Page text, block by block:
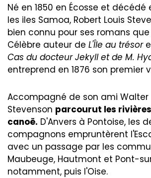
Né en 1850 en Écosse et décédé
les iles Samoa, Robert Louis
bien connu pour ses romans
Célèbre auteur de L'Île au trésor
Cas du docteur Jekyll et de M.
entreprend en 1876 son premier
Accompagné de son ami Walter
Stevenson parcourut les
canoë. D'Anvers à Pontoise, les
compagnons empruntèrent
avec un passage par les
Maubeuge, Hautmont et Pont-
notamment, puis l'Oise.